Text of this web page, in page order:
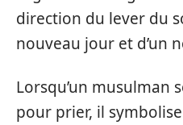
direction du lever du
nouveau jour et d’un
Lorsqu’un musulman
pour prier, il